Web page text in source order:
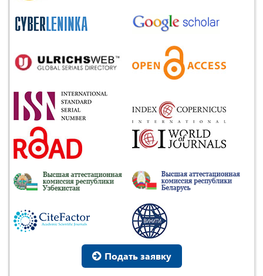
Подать заявку